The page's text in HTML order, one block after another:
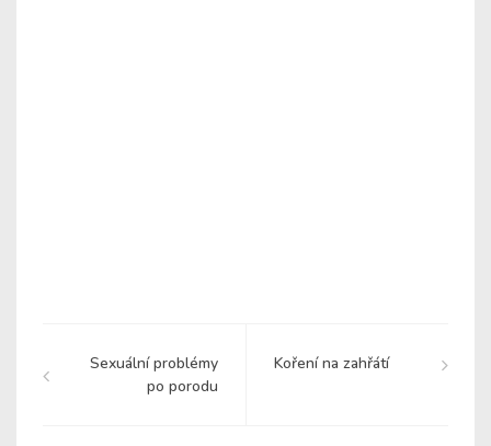
Sexuální problémy
po porodu
Koření na zahřátí